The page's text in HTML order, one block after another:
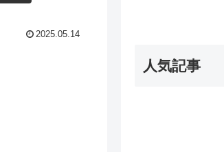
2025.05.14
人気記事